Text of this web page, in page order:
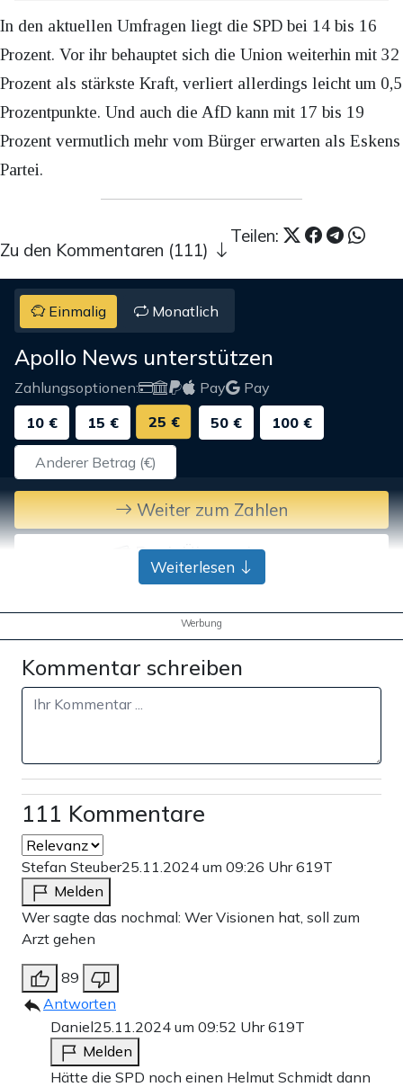
In den aktuellen Umfragen liegt die SPD bei 14 bis 16
Prozent. Vor ihr behauptet sich die Union weiterhin mit 32
Prozent als stärkste Kraft, verliert allerdings leicht um 0,5
Prozentpunkte. Und auch die AfD kann mit 17 bis 19
Prozent vermutlich mehr vom Bürger erwarten als Eskens
Partei.
Teilen:
Zu den Kommentaren (111)
Einmalig Monatlich
Apollo News unterstützen
Zahlungsoptionen: Pay
Pay
10 €
15 € 25 € 50 € 100 €
Weiter zum Zahlen
Bank-Überweisung
Weiterlesen
Werbung
Kommentar schreiben
111 Kommentare
Stefan Steuber25.11.2024 um 09:26 Uhr619T
Melden
Wer sagte das nochmal: Wer Visionen hat, soll zum
Arzt gehen
89
Antworten
Daniel25.11.2024 um 09:52 Uhr619T
Melden
Hätte die SPD noch einen Helmut Schmidt dann